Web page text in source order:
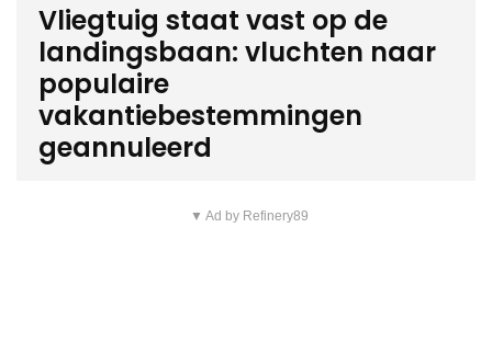
Vliegtuig staat vast op de
landingsbaan: vluchten naar
populaire
vakantiebestemmingen
geannuleerd
▼ Ad by Refinery89